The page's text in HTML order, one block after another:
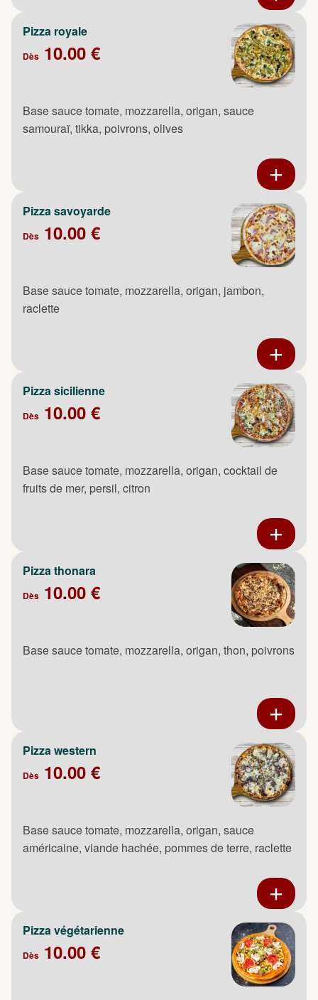
Pizza royale
Dès 10.00 €
Base sauce tomate, mozzarella, origan, sauce
samouraï, tikka, poivrons, olives
Pizza savoyarde
Dès 10.00 €
Base sauce tomate, mozzarella, origan, jambon,
raclette
Pizza sicilienne
Dès 10.00 €
Base sauce tomate, mozzarella, origan, cocktail de
fruits de mer, persil, citron
Pizza thonara
Dès 10.00 €
Base sauce tomate, mozzarella, origan, thon, poivrons
Pizza western
Dès 10.00 €
Base sauce tomate, mozzarella, origan, sauce
américaine, viande hachée, pommes de terre, raclette
Pizza végétarienne
Dès 10.00 €